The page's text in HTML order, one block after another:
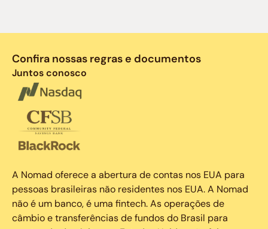
Confira nossas regras e documentos
Juntos conosco
A Nomad oferece a abertura de contas nos EUA para
pessoas brasileiras não residentes nos EUA. A Nomad
não é um banco, é uma fintech. As operações de
câmbio e transferências de fundos do Brasil para